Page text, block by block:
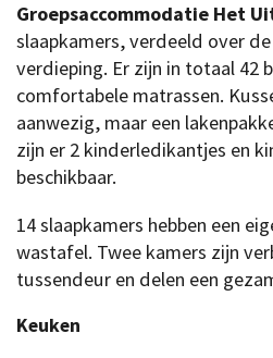
Groepsaccommodatie Het
slaapkamers, verdeeld over
verdieping. Er zijn in totaal 42
comfortabele matrassen.
aanwezig, maar een
zijn er 2 kinderledikantjes en
beschikbaar.
14 slaapkamers hebben een
wastafel. Twee kamers zijn
tussendeur en delen een
Keuken